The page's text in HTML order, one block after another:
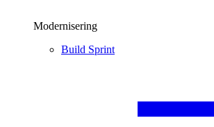
Modernisering
Build Sprint